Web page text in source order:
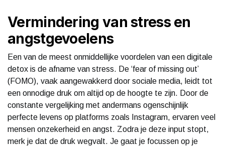
Vermindering van stress en
angstgevoelens
Een van de meest onmiddellijke voordelen van een digitale
detox is de afname van stress. De ‘fear of missing out’
(FOMO), vaak aangewakkerd door sociale media, leidt tot
een onnodige druk om altijd op de hoogte te zijn. Door de
constante vergelijking met andermans ogenschijnlijk
perfecte levens op platforms zoals Instagram, ervaren veel
mensen onzekerheid en angst. Zodra je deze input stopt,
merk je dat de druk wegvalt. Je gaat je focussen op je